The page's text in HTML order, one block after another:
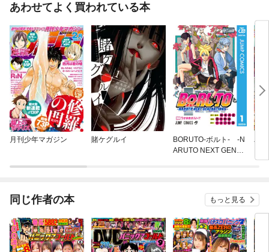
あわせてよく買われている本
月刊少年マガジン 賭ケグルイ
BORUTO-ボルト- -N
ARUTO NEXT GENER
パ
同じ作者の本 もっと見る